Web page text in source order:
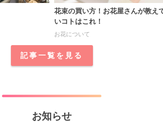
花束の買い方！お花屋さんが教え
いコトはこれ！
お花について
記事一覧を見る
お知らせ